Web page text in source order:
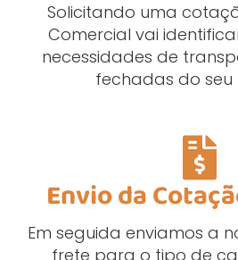
Solicitando uma
Comercial vai
necessidades de
fechadas do seu
Envio da
Em seguida enviamos a
frete para o tipo de